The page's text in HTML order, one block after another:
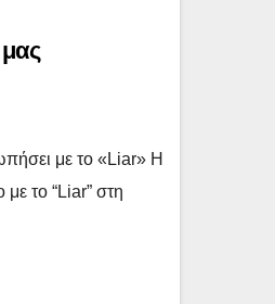
με το «Liar» Η
το “Liar” στη